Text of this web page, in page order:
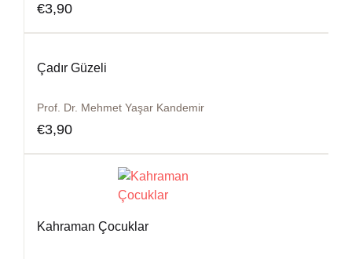
€3,90
Çadır Güzeli
Prof. Dr. Mehmet Yaşar Kandemir
€3,90
Kahraman Çocuklar